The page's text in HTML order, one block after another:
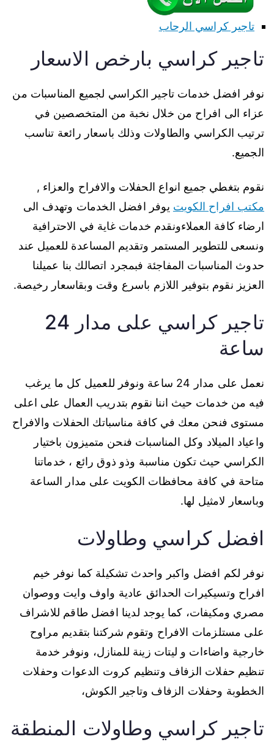
تاجير كراسي الرحاب
تاجير كراسي بارخص الاسعار
نوفر افضل خدمات تاجير الكراسي لجميع المناسبات من
عزاء الى افراح من خلال نخبة من المتخصصين في
ترتيب الكراسي والطاولات وذلك باسعار رائعة تناسب
الجميع.
نقوم بتغطي جميع انواع الحفلات والافراح والعزاء ,
مكتب افراح الكويت يوفر افضل الخدمات وتهدف الى
ارضاء كافة العملاءونقدم خدمات غاية في الاحترافية
ونسعى للتطوير المستمر وتقديم المساعدة للعميل عند
حدوث المناسبات المفاجئة فبمجرد اتصالك بنا عميلنا
العزيز نقوم بتوفير اللازم باسرع وقت وبقاسعار رخيصة.
تاجير كراسي على مدار 24
ساعة
نعمل على مدار 24 ساعة ونوفر للعميل كل ما يرغب
فيه من خدمات حيث اننا نقوم بتدريب العمال على اعلى
مستوى فنحن معك في كافة مناسباتك الحفلات والافراح
واعياد الميلاد وكل المناسبات فنحن متميزون باختيار
الكراسي حيث تكون مناسبة وذو ذوق رائع ، خدماتنا
متاحة في كافة محافظات الكويت على مدار الساعة
وباسعار لامثيل لها.
افضل كراسي وطاولات
نوفر لكم افضل واكبر واحدث تشكيلة كما نوفر خيم
افراح وتسيكيرات الحدائق عادية واوف وايت ووصوان
مصري ومكيفات، كما يوجد لدينا افضل طاقم للاشراف
على مستلزمات الافراح وتقوم شركتنا بتقديم مراوح
خارجية واضاءات و ليتات زينة للمنازل، ونوفر خدمة
تنظيم حفلات الزفاف وتنظيم كروت الدعوات وحفلات
الخطوبة وحفلات الزفاف وتاجير الكوش،
تاجير كراسي وطاولات المنطقة